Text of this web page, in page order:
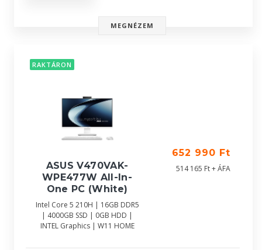
MEGNÉZEM
RAKTÁRON
ASUS V470VAK-
WPE477W All-In-
One PC (White)
Intel Core 5 210H | 16GB DDR5
| 4000GB SSD | 0GB HDD |
INTEL Graphics | W11 HOME
652 990 Ft
514 165 Ft + ÁFA